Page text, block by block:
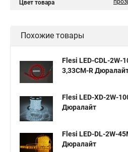
Цвет товара
Похожие товары
Flesi LED-СDL-2W-
3,33СМ-R
Flesi LED-XD-2W-
Дюралайт
Flesi LED-DL-2W-
Дюралайт